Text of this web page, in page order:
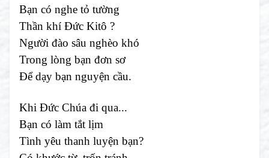
Bạn có nghe tỏ tường
Thần khí Đức Kitô ?
Người đào sâu nghèo khó
Trong lòng bạn đơn sơ
Để dạy bạn nguyện cầu.
Khi Đức Chúa đi qua...
Bạn có làm tắt lịm
Tình yêu thanh luyện bạn?